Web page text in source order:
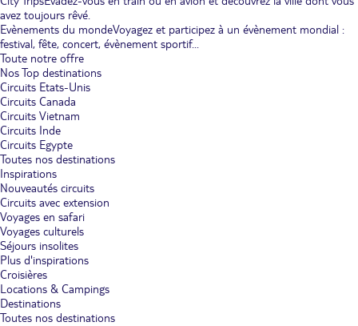
avez toujours rêvé.
Evènements du mondeVoyagez et participez à un évènement mondial :
festival, fête, concert, évènement sportif...
Toute notre offre
Nos Top destinations
Circuits Etats-Unis
Circuits Canada
Circuits Vietnam
Circuits Inde
Circuits Egypte
Toutes nos destinations
Inspirations
Nouveautés circuits
Circuits avec extension
Voyages en safari
Voyages culturels
Séjours insolites
Plus d'inspirations
Croisières
Locations & Campings
Destinations
Toutes nos destinations